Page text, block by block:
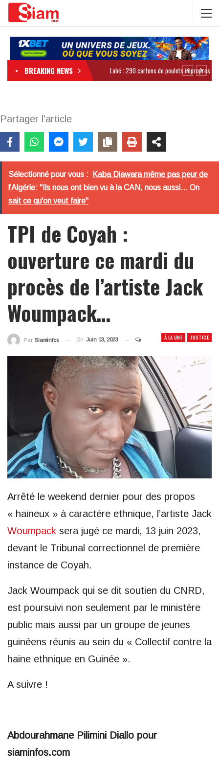
BREAKING NEWS
Partager l'article
Sélectionné pour vous :
Kaba Diawara même pas peur de
l'Algérie: "Ils nous ont bien vu à la CAN, nous aussi... On
sait ce qu'on veut faire"
TPI de Coyah :
ouverture ce mardi du
procès de l’artiste Jack
Woumpack…
À LA UNE JUSTICE
Par Siaminfos On Juin 13, 2023
Arrêté le weekend dernier pour des propos
« haineux » à caractère ethnique, l’artiste Jack
Woumpack sera jugé ce mardi, 13 juin 2023,
devant le Tribunal correctionnel de première
instance de Coyah.
Jack Woumpack qui se dit soutien du CNRD,
est poursuivi non seulement par le ministère
public mais aussi par un groupe de jeunes
guinéens réunis au sein du « Collectif contre la
haine ethnique en Guinée ».
A suivre !
Abdourahmane Pilimini Diallo pour
siaminfos.com